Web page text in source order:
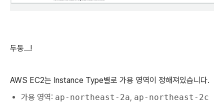
두둥…!
AWS EC2는 Instance Type별로 가용 영역이 정해져있습니다.
가용 영역: ap-northeast-2a, ap-northeast-2c